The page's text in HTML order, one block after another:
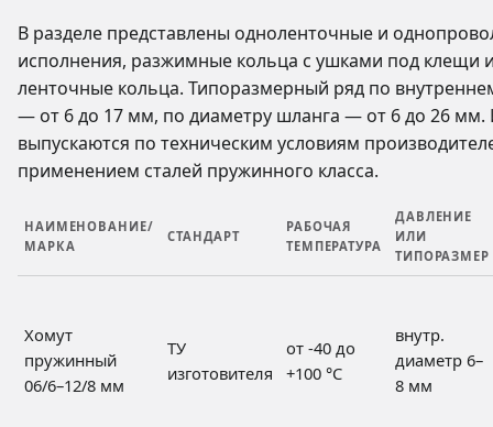
В разделе представлены одноленточные и
исполнения, разжимные кольца с ушками под клещи
ленточные кольца. Типоразмерный ряд по
— от 6 до 17 мм, по диаметру шланга — от 6 до 26 мм.
выпускаются по техническим условиям
применением сталей пружинного класса.
НАИМЕНОВАНИЕ/
МАРКА
СТАНДАРТ
РАБОЧАЯ
ТЕМПЕРАТУРА
ДАВЛЕНИЕ
ИЛИ
ТИПОРАЗМЕР
Хомут
пружинный
06/6–12/8 мм
ТУ
изготовителя
от -40 до
+100 °C
внутр.
диаметр 6–
8 мм